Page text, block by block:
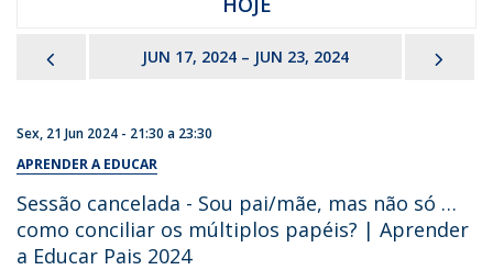
PREVIOUSJUN 17, 2024 – JUN 23, 2024
Sex, 21 Jun 2024 - 21:30 a 23:30
APRENDER A EDUCAR
Sessão cancelada - Sou pai/mãe, mas não só …
como conciliar os múltiplos papéis? | Aprender
a Educar Pais 2024